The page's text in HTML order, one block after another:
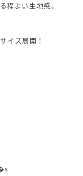
程よい生地感。
イズ展開！